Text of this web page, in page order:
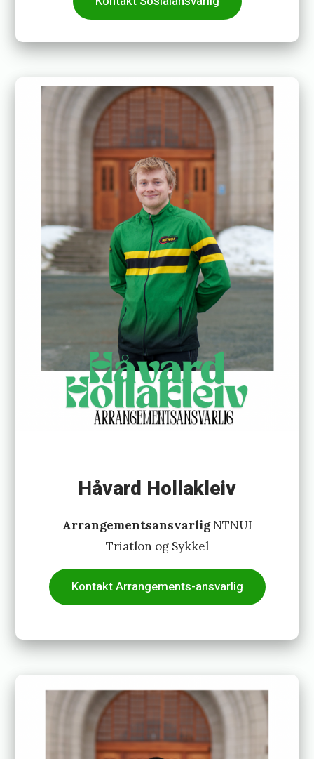
Håvard Hollakleiv
ArrangementsansvarligNTNUI
Triatlon og Sykkel
Kontakt Arrangements-ansvarlig